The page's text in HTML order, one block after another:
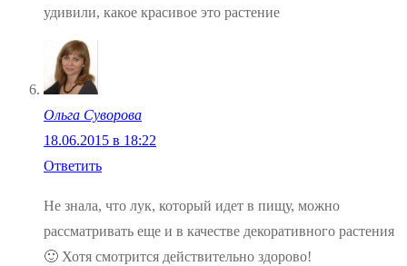
удивили, какое красивое это растение
Ольга Суворова
18.06.2015 в 18:22
Ответить
Не знала, что лук, который идет в пищу, можно
рассматривать еще и в качестве декоративного растения
🙂 Хотя смотрится действительно здорово!